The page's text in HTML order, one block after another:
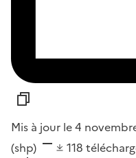
Mis à jour le 4
(shp)
118